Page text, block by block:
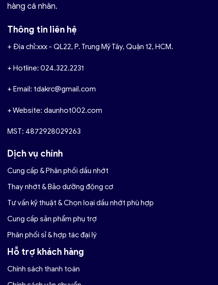
hàng cá nhân.
Thông tin liên hệ
+ Địa chỉ:xxx - QL22, P. Trung Mỹ Tây, Quận 12, HCM.
+ Hotline: 024.322.2231
+ Email: tdakrc@gmail.com
+ Website: daunhot002.com
MST: 4872928029263
Dịch vụ chính
Cung cấp & Phân phối dầu nhớt
Thay nhớt & Bảo dưỡng động cơ
Tư vấn kỹ thuật & Chọn loại dầu nhớt phù hợp
Cung cấp sản phẩm phụ trợ
Phân phối sỉ & hợp tác đại lý
Hỗ trợ khách hàng
Chính sách thanh toán